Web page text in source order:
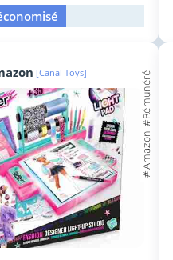
[Canal Toys]